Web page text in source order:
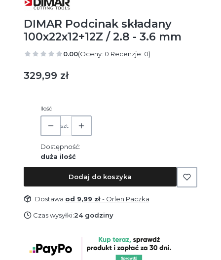
DIMAR Podcinak składany
100x22x12+12Z / 2.8 - 3.6 mm
0.00(Oceny: 0 Recenzje: 0)
Cena
329,99 zł
Ilość
szt.
Dostępność:
duża ilość
Dodaj do koszyka
Dostawa od 9,99 zł- Orlen Paczka
Czas wysyłki:24 godziny